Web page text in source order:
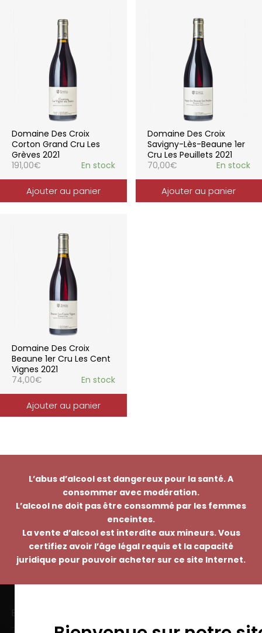
Domaine Des Croix
Corton Grand Cru Les
Grèves 2021
191,00€ En stock
Ajouter au panier
Domaine Des Croix
Savigny-Lès-Beaune 1er
Cru Les Peuillets 2021
70,00€ En stock
Ajouter au panier
Domaine Des Croix
Beaune 1er Cru Les Cent
Vignes 2021
74,00€ En stock
Ajouter au panier
L’abus d’alcool est dangereux pour la santé. A
consommer avec modération.
L’alcool ne doit pas être consommé par les femmes
enceintes.
La vente d’alcool est interdite aux mineurs. Vous
certifiez avoir l’âge légal requis et la capacité
juridique pour pouvoir acheter sur ce site Internet.
EMMANUEL NASTI
7 avenue Pierre Pflimlin – ZAC Espale